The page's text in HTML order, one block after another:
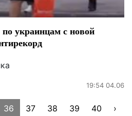
украинцам с новой
19:54 04.06
36 37 38 39 40 ›